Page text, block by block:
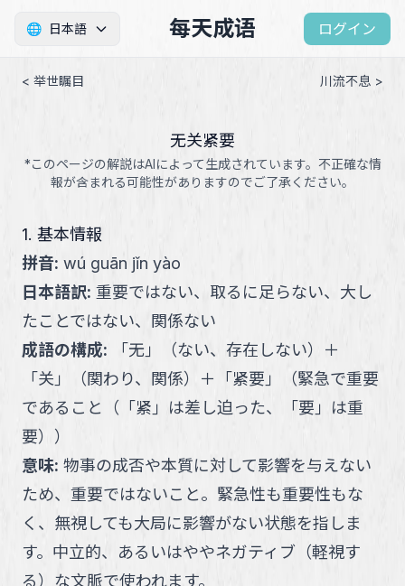
🌐 日本語 每天成语 ログイン
< 举世瞩目 川流不息 >
无关紧要
*このページの解説はAIによって生成されています。不正確な情
報が含まれる可能性がありますのでご了承ください。
1. 基本情報
拼音: wú guān jǐn yào
日本語訳: 重要ではない、取るに足らない、大し
たことではない、関係ない
成語の構成: 「无 」 （ない、存在しない） ＋
「关 」 （関わり、関係） ＋ 「紧要 」 （緊急で重要
であること（「紧」は差し迫った、「要」は重
要） ）
意味: 物事の成否や本質に対して影響を与えない
ため、重要ではないこと。緊急性も重要性もな
く、無視しても大局に影響がない状態を指しま
す。中立的、あるいはややネガティブ（軽視す
る）な文脈で使われます。